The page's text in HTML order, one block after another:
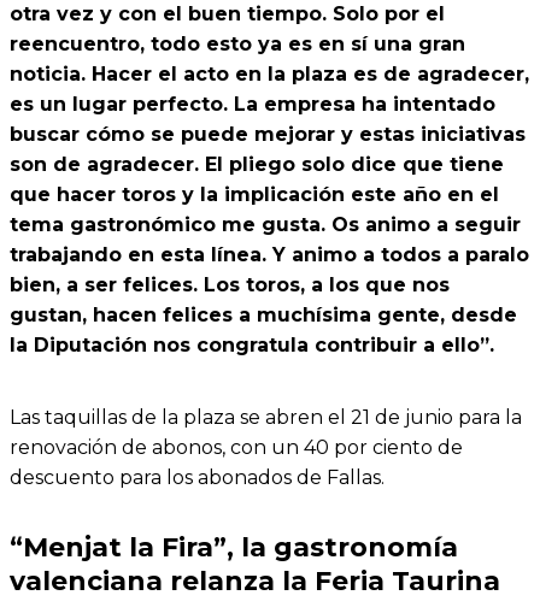
otra vez y con el buen tiempo. Solo por el
reencuentro, todo esto ya es en sí una gran
noticia. Hacer el acto en la plaza es de agradecer,
es un lugar perfecto. La empresa ha intentado
buscar cómo se puede mejorar y estas iniciativas
son de agradecer. El pliego solo dice que tiene
que hacer toros y la implicación este año en el
tema gastronómico me gusta. Os animo a seguir
trabajando en esta línea. Y animo a todos a paralo
bien, a ser felices. Los toros, a los que nos
gustan, hacen felices a muchísima gente, desde
la Diputación nos congratula contribuir a ello”.
Las taquillas de la plaza se abren el 21 de junio para la
renovación de abonos, con un 40 por ciento de
descuento para los abonados de Fallas.
“Menjat la Fira”, la gastronomía
valenciana relanza la Feria Taurina